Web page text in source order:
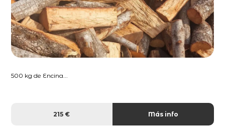
500 kg de Encina...
215 € Más info